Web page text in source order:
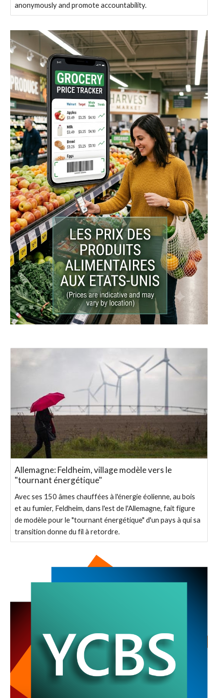
anonymously and promote accountability.
Allemagne: Feldheim, village modèle vers le
"tournant énergétique"
Avec ses 150 âmes chauffées à l'énergie éolienne, au bois
et au fumier, Feldheim, dans l'est de l'Allemagne, fait figure
de modèle pour le "tournant énergétique" d'un pays à qui sa
transition donne du fil à retordre.